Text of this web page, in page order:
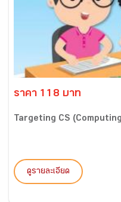
ราคา 118 บาท
Targeting CS
ดูรายละเอียด